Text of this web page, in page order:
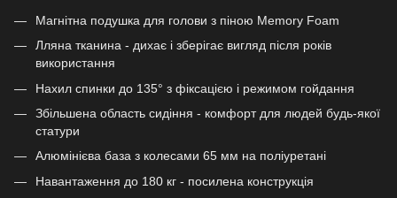
Магнітна подушка для голови з піною Memory Foam
Лляна тканина - дихає і зберігає вигляд після років
використання
Нахил спинки до 135° з фіксацією і режимом гойдання
Збільшена область сидіння - комфорт для людей будь-якої
статури
Алюмінієва база з колесами 65 мм на поліуретані
Навантаження до 180 кг - посилена конструкція